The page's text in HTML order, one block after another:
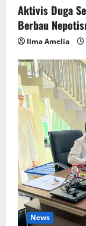
Aktivis Duga
Berbau
Ilma Amelia
News